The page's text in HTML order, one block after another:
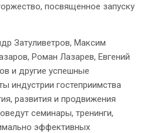
посвященное запуску
Затуливетров, Максим
Роман Лазарев, Евгений
и другие успешные
индустрии гостеприимства
развития и продвижения
семинары, тренинги,
эффективных